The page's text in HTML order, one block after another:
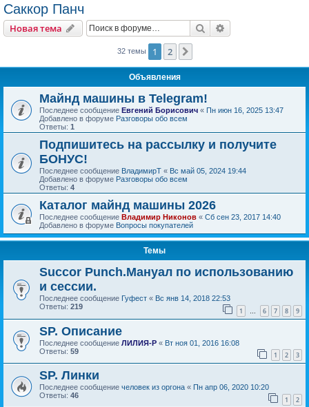
Саккор Панч
Новая тема Поиск
32 темы 1 2
Объявления
Майнд машины в Telegram!
Последнее сообщение Евгений Борисович « Пн июн 16, 2025 13:47
Добавлено в форуме Разговоры обо всем
Ответы: 1
Подпишитесь на рассылку и получите
БОНУС!
Последнее сообщение ВладимирТ « Вс май 05, 2024 19:44
Добавлено в форуме Разговоры обо всем
Ответы: 4
Каталог майнд машины 2026
Последнее сообщение Владимир Никонов « Сб сен 23, 2017 14:40
Добавлено в форуме Вопросы покупателей
Темы
Succor Punch.Мануал по использованию
и сессии.
Последнее сообщение Гуфест « Вс янв 14, 2018 22:53
Ответы: 219 1 … 6 7 8 9
SP. Описание
Последнее сообщение ЛИЛИЯ-Р « Вт ноя 01, 2016 16:08
Ответы: 59 1 2 3
SP. Линки
Последнее сообщение человек из оргона « Пн апр 06, 2020 10:20
Ответы: 46 1 2